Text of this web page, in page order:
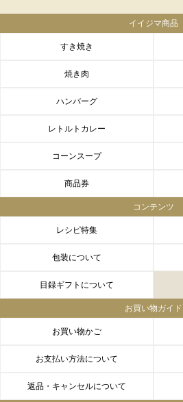
イイジマ商品
すき焼き
焼き肉
ハンバーグ
レトルトカレー
コーンスープ
商品券
コンテンツ
レシピ特集
包装について
目録ギフトについて
お買い物ガイド
お買い物かご
お支払い方法について
返品・キャンセルについて